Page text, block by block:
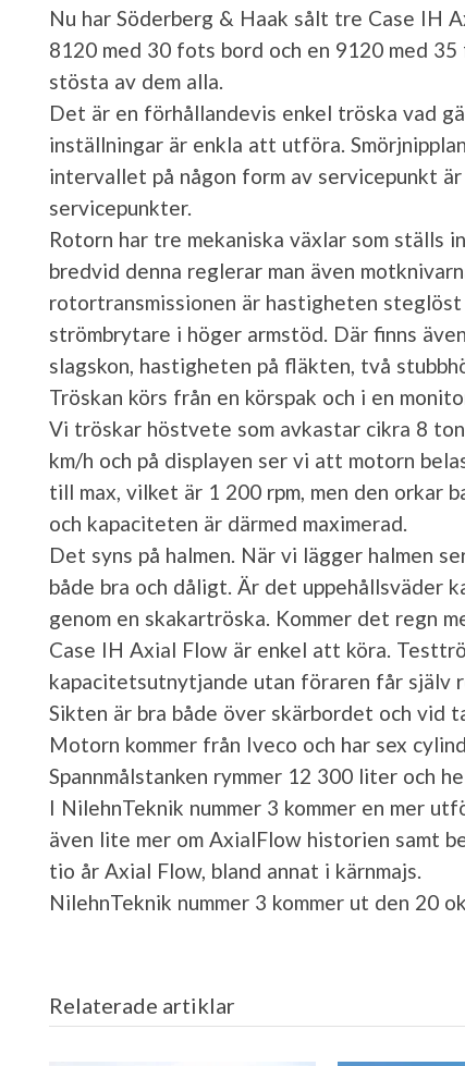
Nu har Söderberg & Haak sålt tre Case IH
8120 med 30 fots bord och en 9120 med
stösta av dem alla.
Det är en förhållandevis enkel tröska vad
inställningar är enkla att utföra.
intervallet på någon form av servicepunkt
servicepunkter.
Rotorn har tre mekaniska växlar som ställs
bredvid denna reglerar man även
rotortransmissionen är hastigheten
strömbrytare i höger armstöd. Där finns
slagskon, hastigheten på fläkten, två
Tröskan körs från en körspak och i en
Vi tröskar höstvete som avkastar cikra 8
km/h och på displayen ser vi att motorn
till max, vilket är 1 200 rpm, men den orkar
och kapaciteten är därmed maximerad.
Det syns på halmen. När vi lägger halmen
både bra och dåligt. Är det uppehållsväder
genom en skakartröska. Kommer det regn
Case IH Axial Flow är enkel att köra.
kapacitetsutnytjande utan föraren får själv
Sikten är bra både över skärbordet och vid
Motorn kommer från Iveco och har sex
Spannmålstanken rymmer 12 300 liter och
I NilehnTeknik nummer 3 kommer en mer
även lite mer om AxialFlow historien samt
tio år Axial Flow, bland annat i kärnmajs.
NilehnTeknik nummer 3 kommer ut den 20
Relaterade artiklar